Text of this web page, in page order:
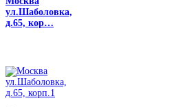
ул.Шаболовка,
д.65, кор…